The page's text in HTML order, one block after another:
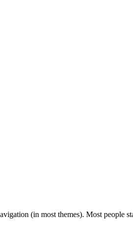
(in most themes). Most people